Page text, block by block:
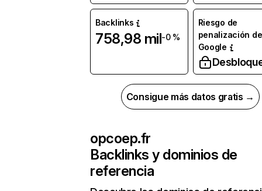
Backlinks
758,98 mil-0 %
Riesgo de
penalización de
Google
Consigue más datos gratis →
opcoep.fr
Backlinks y dominios de
referencia